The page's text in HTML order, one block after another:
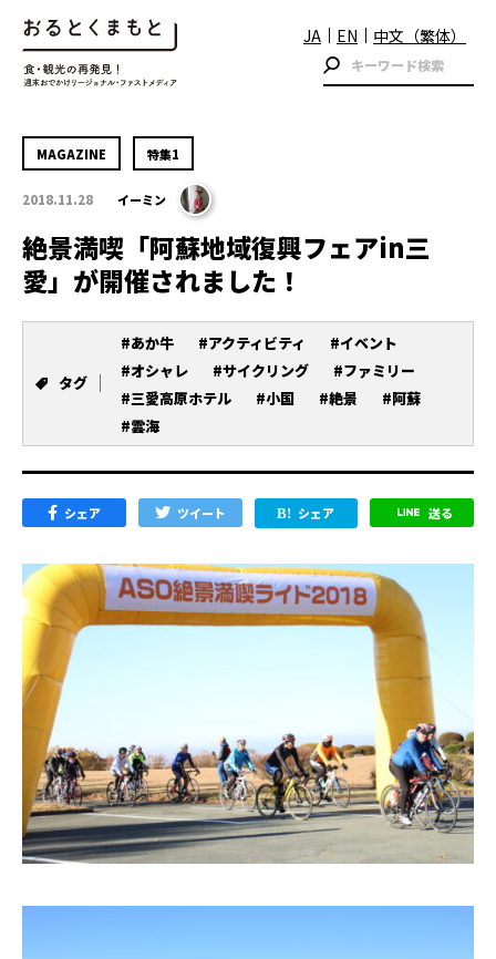
JA EN 中文（繁体）
MAGAZINE 特集1
2018.11.28 イーミン
絶景満喫「阿蘇地域復興フェアin三
愛」が開催されました！
タグ
#あか牛 #アクティビティ
#イベント
#オシャレ
#サイクリング
#ファミリー
#三愛高原ホテル
#小国 #絶景
#阿蘇
#雲海
シェア ツイート シェア 送る